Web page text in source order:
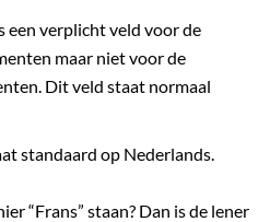
een verplicht veld voor de
maar niet voor de
Dit veld staat normaal
standaard op Nederlands.
“Frans” staan? Dan is de lener